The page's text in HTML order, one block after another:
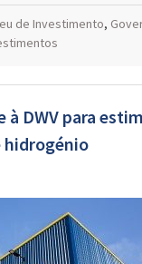
de Investimento,
à DWV para
hidrogénio